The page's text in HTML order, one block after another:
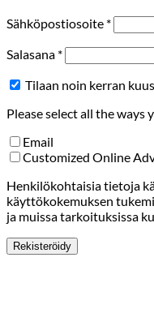
Sähköpostiosoite *
Salasana *Vaaditaan
Tilaan noin kerran
Please select all the ways
Email
Customized Online
Henkilökohtaisia tietoja
käyttökokemuksen
ja muissa tarkoituksissa
Rekisteröidy